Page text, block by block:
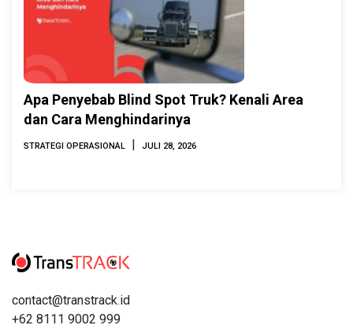
Apa Penyebab Blind Spot Truk? Kenali Area
dan Cara Menghindarinya
STRATEGI OPERASIONAL | JULI 28, 2026
contact@transtrack.id
+62 8111 9002 999